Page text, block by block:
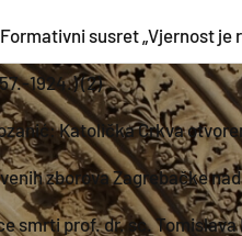
Formativni susret „Vjernost je
1924.) (2)
Katolička Crkva
zborova Zagrebačke
smrti prof. dr. sc. Tomislava